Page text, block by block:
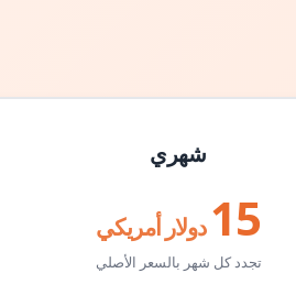
شهري
15 دولار أمريكي
تجدد كل شهر بالسعر الأصلي